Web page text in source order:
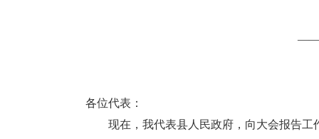
各位代表：
现在，我代表县人民政府，向大会报告工